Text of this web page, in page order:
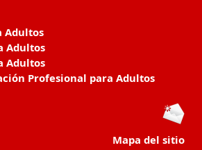
Adultos
Adultos
Adultos
Profesional para Adultos
Mapa del sitio